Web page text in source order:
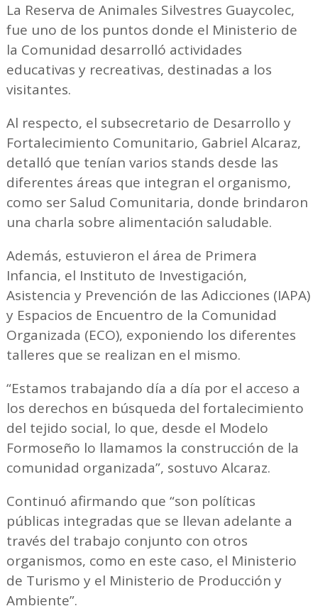
La Reserva de Animales Silvestres Guaycolec,
fue uno de los puntos donde el Ministerio de
la Comunidad desarrolló actividades
educativas y recreativas, destinadas a los
visitantes.
Al respecto, el subsecretario de Desarrollo y
Fortalecimiento Comunitario, Gabriel Alcaraz,
detalló que tenían varios stands desde las
diferentes áreas que integran el organismo,
como ser Salud Comunitaria, donde brindaron
una charla sobre alimentación saludable.
Además, estuvieron el área de Primera
Infancia, el Instituto de Investigación,
Asistencia y Prevención de las Adicciones (IAPA)
y Espacios de Encuentro de la Comunidad
Organizada (ECO), exponiendo los diferentes
talleres que se realizan en el mismo.
“Estamos trabajando día a día por el acceso a
los derechos en búsqueda del fortalecimiento
del tejido social, lo que, desde el Modelo
Formoseño lo llamamos la construcción de la
comunidad organizada”, sostuvo Alcaraz.
Continuó afirmando que “son políticas
públicas integradas que se llevan adelante a
través del trabajo conjunto con otros
organismos, como en este caso, el Ministerio
de Turismo y el Ministerio de Producción y
Ambiente”.